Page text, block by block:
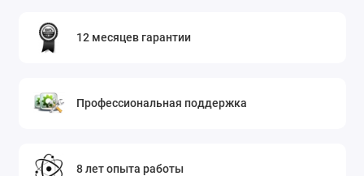
12 месяцев гарантии
Профессиональная поддержка
8 лет опыта работы